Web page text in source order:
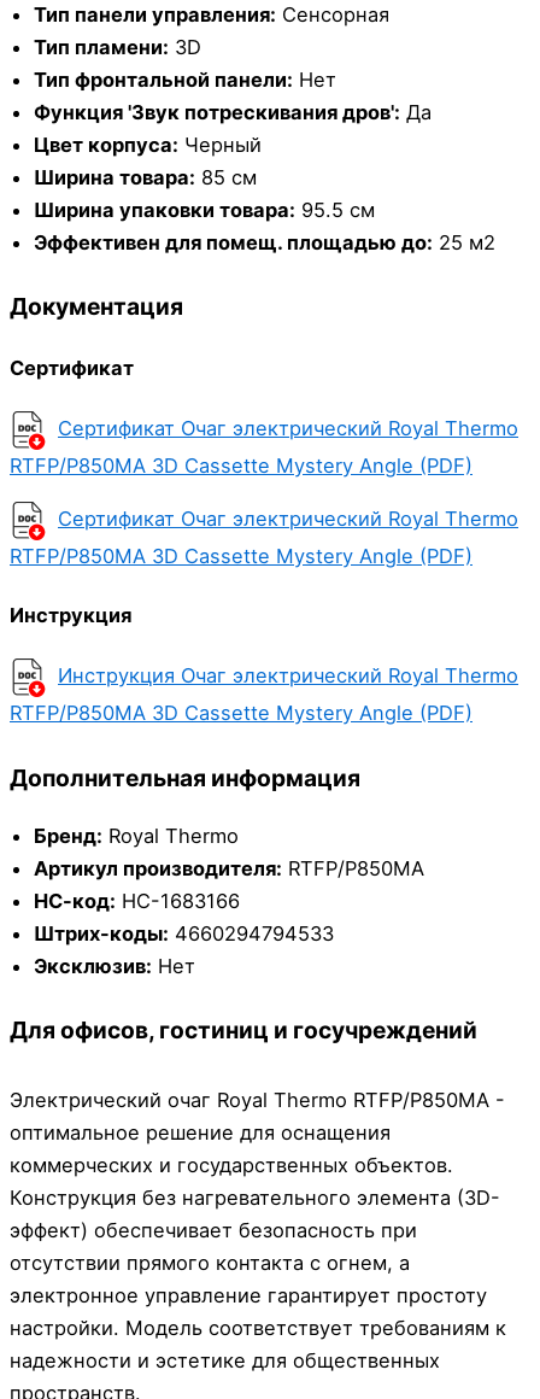
Тип панели управления: Сенсорная
Тип пламени: 3D
Тип фронтальной панели: Нет
Функция 'Звук потрескивания дров': Да
Цвет корпуса: Черный
Ширина товара: 85 см
Ширина упаковки товара: 95.5 см
Эффективен для помещ. площадью до: 25 м2
Документация
Сертификат
Сертификат Очаг электрический Royal Thermo
RTFP/P850MA 3D Cassette Mystery Angle (PDF)
Сертификат Очаг электрический Royal Thermo
RTFP/P850MA 3D Cassette Mystery Angle (PDF)
Инструкция
Инструкция Очаг электрический Royal Thermo
RTFP/P850MA 3D Cassette Mystery Angle (PDF)
Дополнительная информация
Бренд: Royal Thermo
Артикул производителя: RTFP/P850MA
НС-код: НС-1683166
Штрих-коды: 4660294794533
Эксклюзив: Нет
Для офисов, гостиниц и госучреждений
Электрический очаг Royal Thermo RTFP/P850MA -
оптимальное решение для оснащения
коммерческих и государственных объектов.
Конструкция без нагревательного элемента (3D-
эффект) обеспечивает безопасность при
отсутствии прямого контакта с огнем, а
электронное управление гарантирует простоту
настройки. Модель соответствует требованиям к
надежности и эстетике для общественных
пространств.